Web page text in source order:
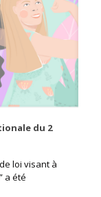
du 2
loi visant à
a été